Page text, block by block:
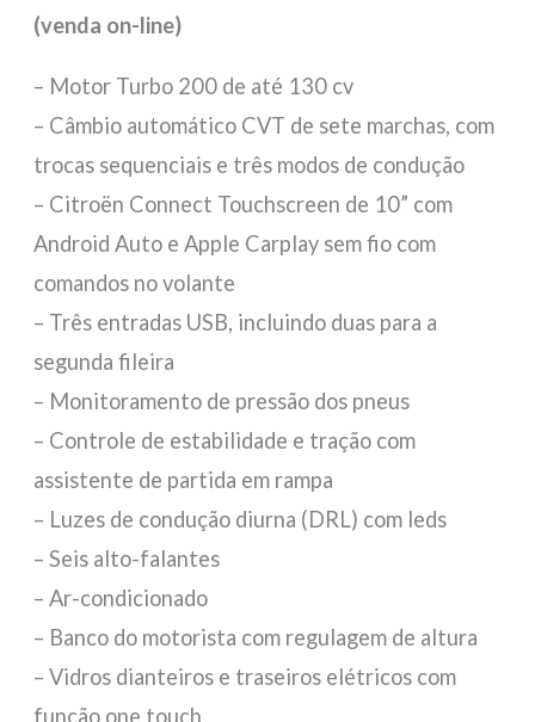
(venda on-line)
– Motor Turbo 200 de até 130 cv
– Câmbio automático CVT de sete marchas, com
trocas sequenciais e três modos de condução
– Citroën Connect Touchscreen de 10” com
Android Auto e Apple Carplay sem fio com
comandos no volante
– Três entradas USB, incluindo duas para a
segunda fileira
– Monitoramento de pressão dos pneus
– Controle de estabilidade e tração com
assistente de partida em rampa
– Luzes de condução diurna (DRL) com leds
– Seis alto-falantes
– Ar-condicionado
– Banco do motorista com regulagem de altura
– Vidros dianteiros e traseiros elétricos com
função one touch